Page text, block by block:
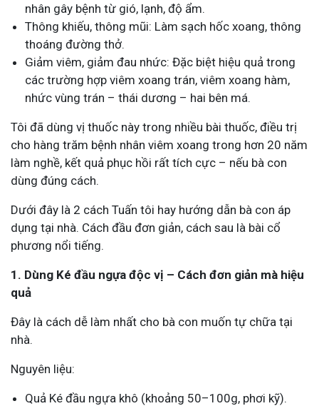
nhân gây bệnh từ gió, lạnh, độ ẩm.
Thông khiếu, thông mũi: Làm sạch hốc xoang, thông
thoáng đường thở.
Giảm viêm, giảm đau nhức: Đặc biệt hiệu quả trong
các trường hợp viêm xoang trán, viêm xoang hàm,
nhức vùng trán – thái dương – hai bên má.
Tôi đã dùng vị thuốc này trong nhiều bài thuốc, điều trị
cho hàng trăm bệnh nhân viêm xoang trong hơn 20 năm
làm nghề, kết quả phục hồi rất tích cực – nếu bà con
dùng đúng cách.
Dưới đây là 2 cách Tuấn tôi hay hướng dẫn bà con áp
dụng tại nhà. Cách đầu đơn giản, cách sau là bài cổ
phương nổi tiếng.
1. Dùng Ké đầu ngựa độc vị – Cách đơn giản mà hiệu
quả
Đây là cách dễ làm nhất cho bà con muốn tự chữa tại
nhà.
Nguyên liệu:
Quả Ké đầu ngựa khô (khoảng 50–100g, phơi kỹ).